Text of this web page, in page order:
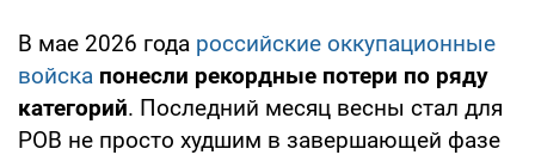
В мае 2026 года российские оккупационные
войска понесли рекордные потери по ряду
категорий. Последний месяц весны стал для
РОВ не просто худшим в завершающей фазе